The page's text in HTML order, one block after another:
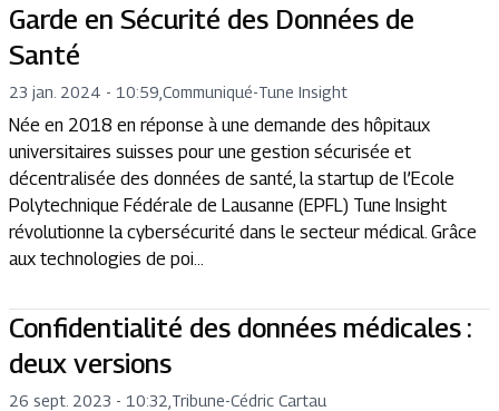
Garde en Sécurité des Données de
Santé
23 jan. 2024 - 10:59 Communiqué-Tune Insight
Née en 2018 en réponse à une demande des hôpitaux
universitaires suisses pour une gestion sécurisée et
décentralisée des données de santé, la startup de l’Ecole
Polytechnique Fédérale de Lausanne (EPFL) Tune Insight
révolutionne la cybersécurité dans le secteur médical. Grâce
aux technologies de poi...
Confidentialité des données médicales :
deux versions
26 sept. 2023 - 10:32 Tribune-Cédric Cartau